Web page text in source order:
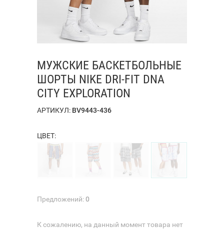
МУЖСКИЕ БАСКЕТБОЛЬНЫЕ
ШОРТЫ NIKE DRI-FIT DNA
CITY EXPLORATION
АРТИКУЛ: BV9443-436
ЦВЕТ:
Предложений:0
К сожалению, на данный момент товара нет